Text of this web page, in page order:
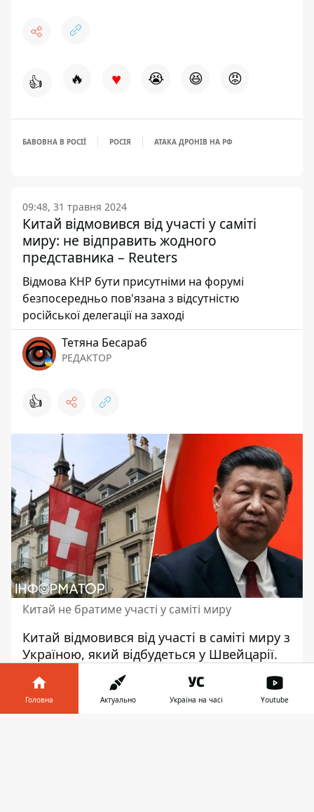
👍 🔥 ♥ 😭 😆 😡
БАВОВНА В РОСІЇ РОСІЯ АТАКА ДРОНІВ НА РФ
09:48, 31 травня 2024
Китай відмовився від участі у саміті
миру: не відправить жодного
представника – Reuters
Відмова КНР бути присутніми на форумі
безпосередньо пов'язана з відсутністю
російської делегації на заході
Тетяна Бесараб
РЕДАКТОР
👍
Китай не братиме участі у саміті миру
Китай відмовився від участі в саміті миру з
Україною, який відбудеться у Швейцарії.
Посольство КНР у Швейцарії повідомило,
що країна не братиме участі в заході
через те, що "не було створено необхідних
Головна Актуально Україна на часі Youtube